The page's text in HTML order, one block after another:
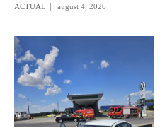
ACTUAL august 4, 2026